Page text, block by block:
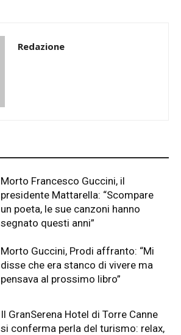
Redazione
Morto Francesco Guccini, il
presidente Mattarella: “Scompare
un poeta, le sue canzoni hanno
segnato questi anni”
Morto Guccini, Prodi affranto: “Mi
disse che era stanco di vivere ma
pensava al prossimo libro”
Il GranSerena Hotel di Torre Canne
si conferma perla del turismo: relax,